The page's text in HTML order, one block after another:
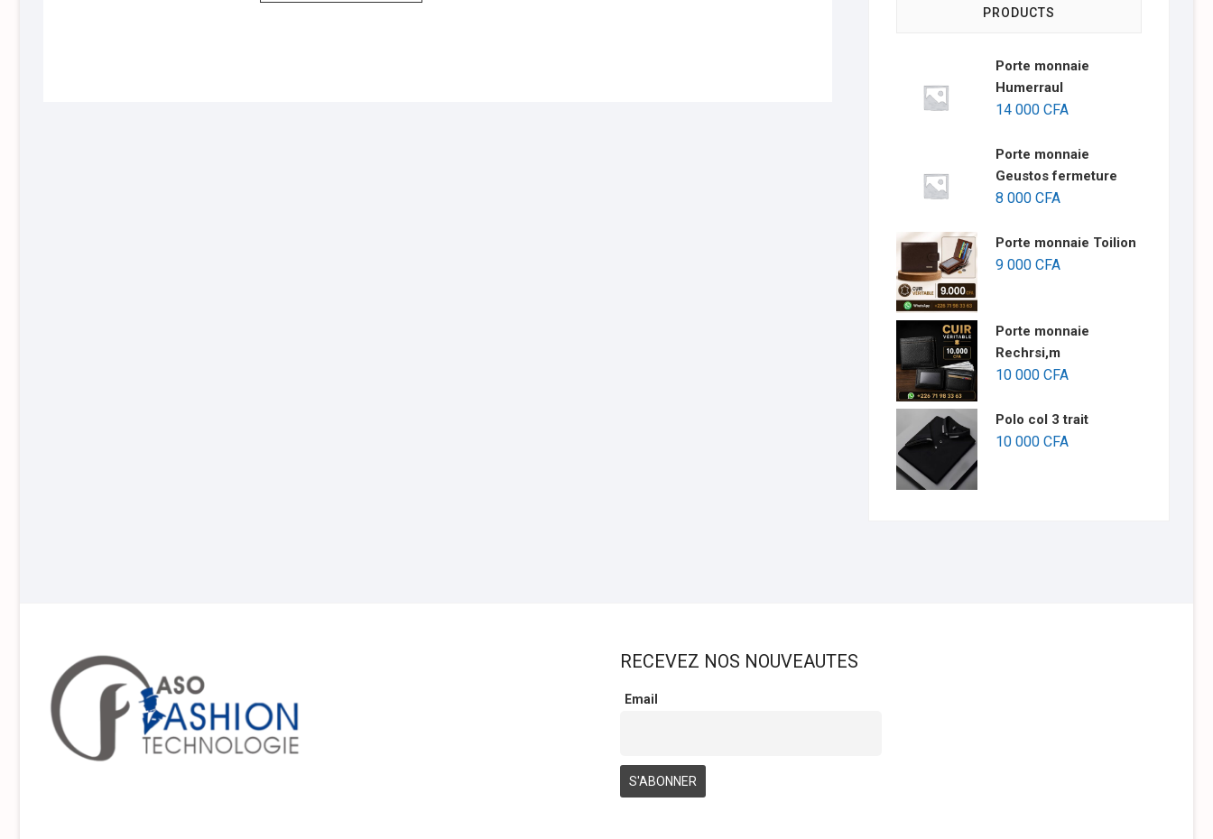
PRODUCTS
Porte monnaie
Humerraul
14 000 CFA
Porte monnaie
Geustos fermeture
8 000 CFA
Porte monnaie Toilion
9 000 CFA
Porte monnaie
Rechrsi,m
10 000 CFA
Polo col 3 trait
10 000 CFA
RECEVEZ NOS NOUVEAUTES
Email